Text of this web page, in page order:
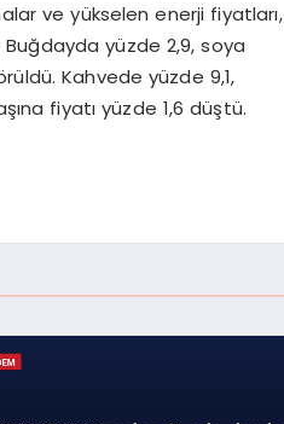
ve yükselen enerji fiyatları,
yüzde 2,9, soya
Kahvede yüzde 9,1,
fiyatı yüzde 1,6 düştü.